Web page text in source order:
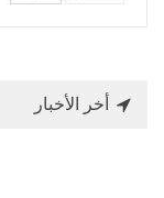
أخر الأخبار